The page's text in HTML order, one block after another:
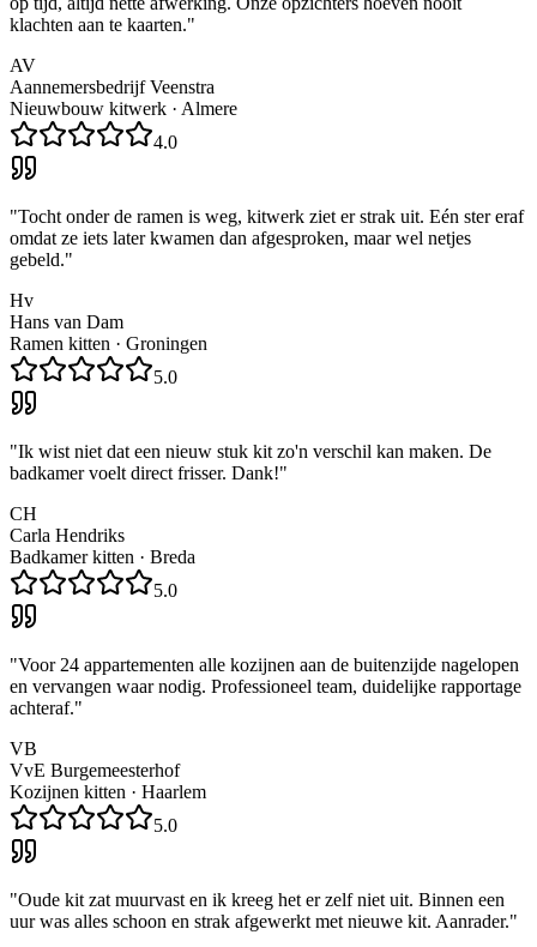
klachten aan te kaarten."
AV
Aannemersbedrijf Veenstra
Nieuwbouw kitwerk · Almere
4.0
"Tocht onder de ramen is weg, kitwerk ziet er strak uit. Eén ster eraf
omdat ze iets later kwamen dan afgesproken, maar wel netjes
gebeld."
Hv
Hans van Dam
Ramen kitten · Groningen
5.0
"Ik wist niet dat een nieuw stuk kit zo'n verschil kan maken. De
badkamer voelt direct frisser. Dank!"
CH
Carla Hendriks
Badkamer kitten · Breda
5.0
"Voor 24 appartementen alle kozijnen aan de buitenzijde nagelopen
en vervangen waar nodig. Professioneel team, duidelijke rapportage
achteraf."
VB
VvE Burgemeesterhof
Kozijnen kitten · Haarlem
5.0
"Oude kit zat muurvast en ik kreeg het er zelf niet uit. Binnen een
uur was alles schoon en strak afgewerkt met nieuwe kit. Aanrader."